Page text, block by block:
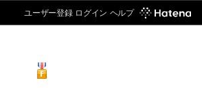
ユーザー登録 ログイン ヘルプ